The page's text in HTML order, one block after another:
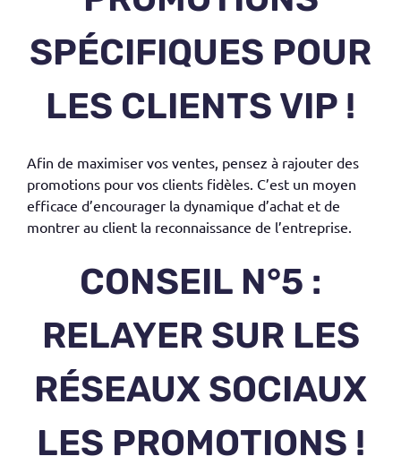
SPÉCIFIQUES POUR
LES CLIENTS VIP !
Afin de maximiser vos ventes, pensez à rajouter des
promotions pour vos clients fidèles. C’est un moyen
efficace d’encourager la dynamique d’achat et de
montrer au client la reconnaissance de l’entreprise.
CONSEIL N°5 :
RELAYER SUR LES
RÉSEAUX SOCIAUX
LES PROMOTIONS !